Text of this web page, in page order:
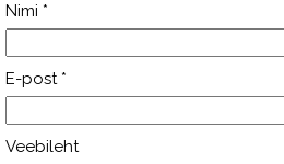
Nimi *
E-post *
Veebileht